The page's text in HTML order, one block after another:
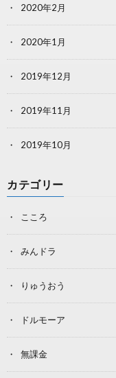
2020年2月
2020年1月
2019年12月
2019年11月
2019年10月
カテゴリー
こころ
みんドラ
りゅうおう
ドルモーア
無課金